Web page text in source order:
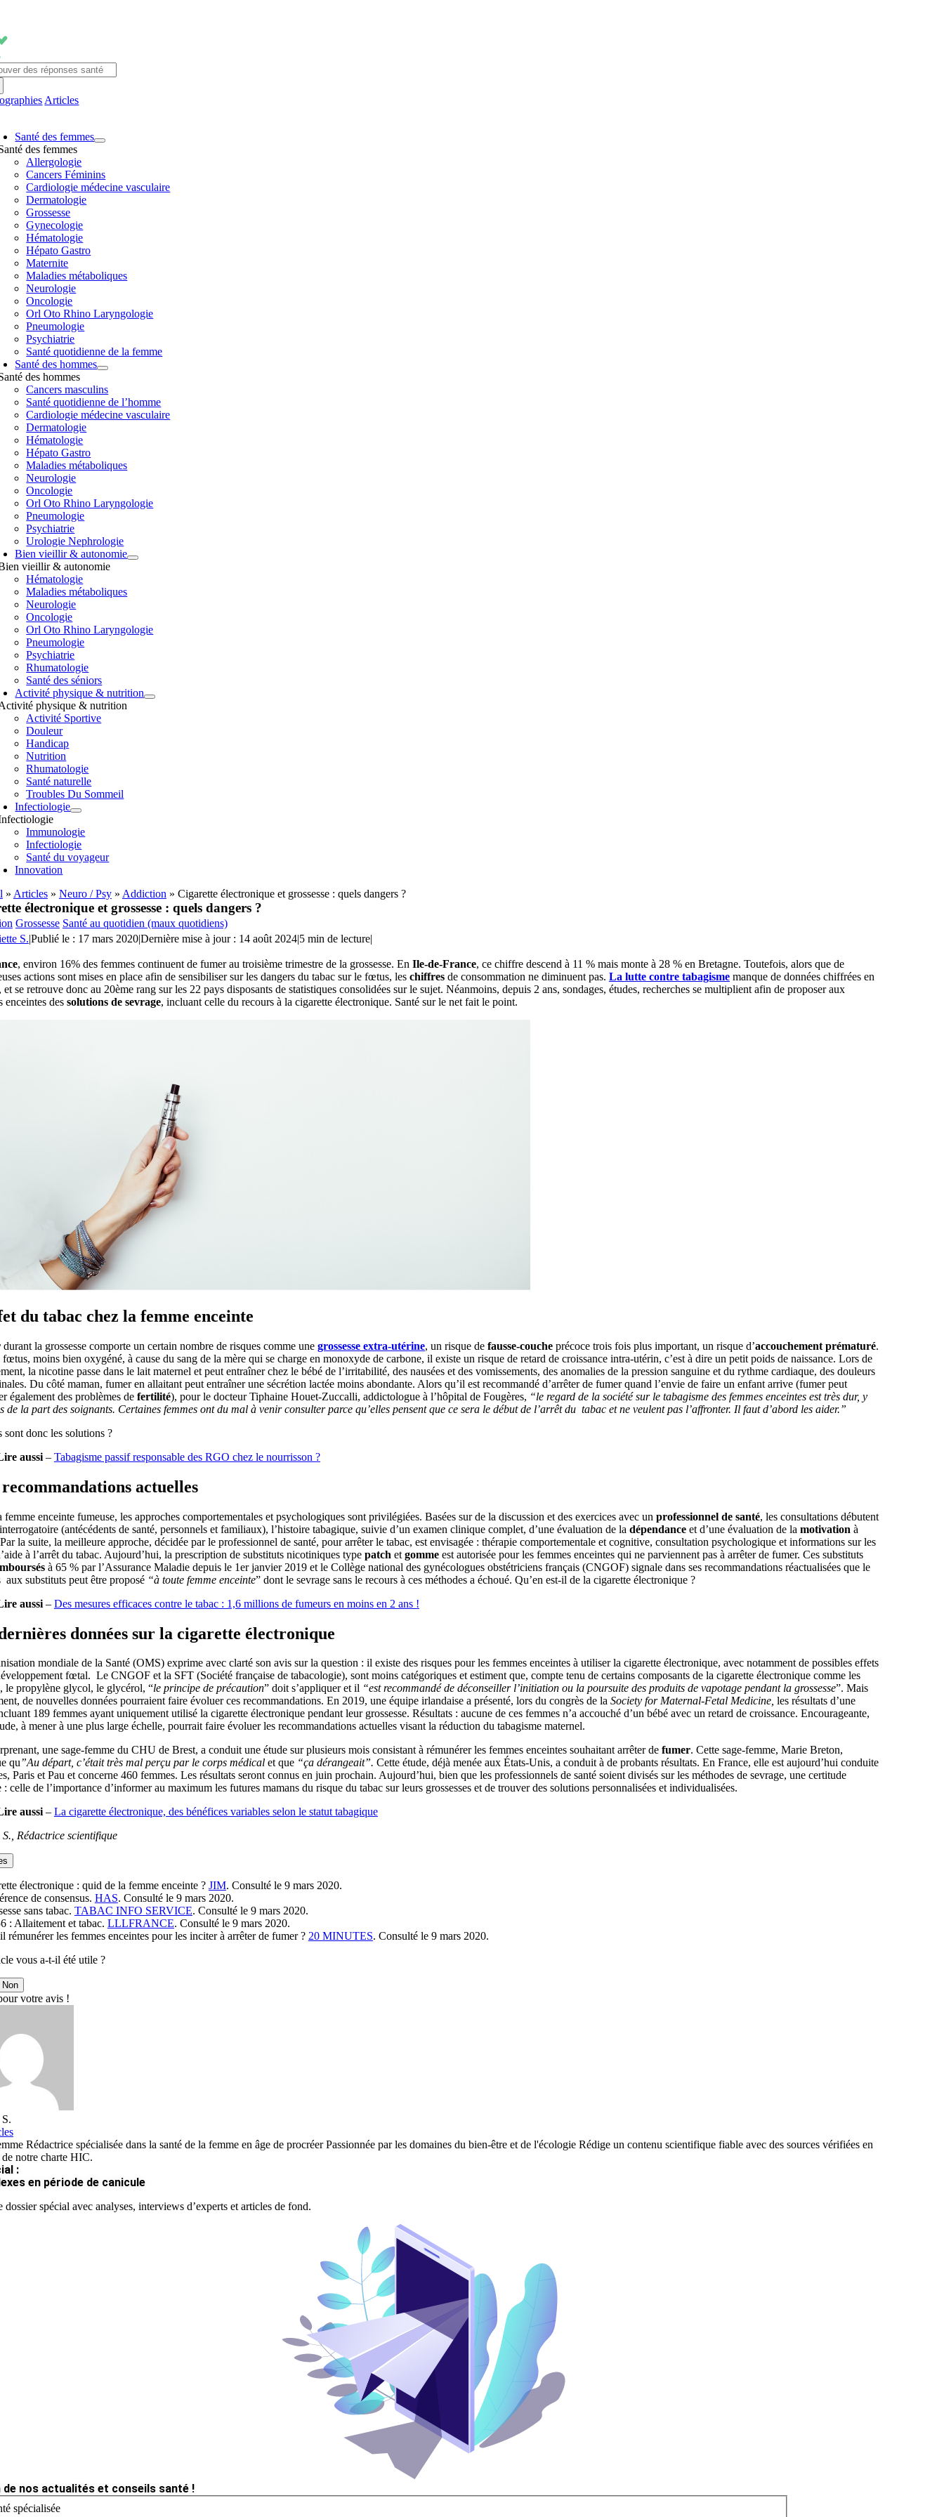
contenu
Articles
Santé des femmes
des femmes
Allergologie
Cancers Féminins
Cardiologie médecine vasculaire
Dermatologie
Grossesse
Gynecologie
Hématologie
Hépato Gastro
Maternite
Maladies métaboliques
Neurologie
Oncologie
Orl Oto Rhino Laryngologie
Pneumologie
Psychiatrie
Santé quotidienne de la femme
Santé des hommes
des hommes
Cancers masculins
Santé quotidienne de l’homme
Cardiologie médecine vasculaire
Dermatologie
Hématologie
Hépato Gastro
Maladies métaboliques
Neurologie
Oncologie
Orl Oto Rhino Laryngologie
Pneumologie
Psychiatrie
Urologie Nephrologie
Bien vieillir & autonomie
vieillir & autonomie
Hématologie
Maladies métaboliques
Neurologie
Oncologie
Orl Oto Rhino Laryngologie
Pneumologie
Psychiatrie
Rhumatologie
Santé des séniors
Activité physique & nutrition
physique & nutrition
Activité Sportive
Douleur
Handicap
Nutrition
Rhumatologie
Santé naturelle
Troubles Du Sommeil
Infectiologie
Immunologie
Infectiologie
Santé du voyageur
Innovation
» Articles» Neuro / Psy» Addiction » Cigarette électronique et grossesse : quels dangers ?
électronique et grossesse : quels dangers ?
Grossesse Santé au quotidien (maux quotidiens)
S.|Publié le : 17 mars 2020|Dernière mise à jour : 14 août 2024|5 min de lecture|
, environ 16% des femmes continuent de fumer au troisième trimestre de la grossesse. En Ile-de-France, ce chiffre descend à 11 % mais monte à 28 % en Bretagne. Toutefois, alors que de
actions sont mises en place afin de sensibiliser sur les dangers du tabac sur le fœtus, les chiffresde consommation ne diminuent pas. La lutte contre tabagismemanque de données chiffrées en
et se retrouve donc au 20ème rang sur les 22 pays disposants de statistiques consolidées sur le sujet. Néanmoins, depuis 2 ans, sondages, études, recherches se multiplient afin de proposer aux
enceintes des solutions de sevrage, incluant celle du recours à la cigarette électronique. Santé sur le net fait le point.
du tabac chez la femme enceinte
durant la grossesse comporte un certain nombre de risques comme une grossesse extra-utérine, un risque de fausse-coucheprécoce trois fois plus important, un risque d’accouchement prématuré.
moins bien oxygéné, à cause du sang de la mère qui se charge en monoxyde de carbone, il existe un risque de retard de croissance intra-utérin, c’est à dire un petit poids de naissance. Lors de
la nicotine passe dans le lait maternel et peut entraîner chez le bébé de l’irritabilité, des nausées et des vomissements, des anomalies de la pression sanguine et du rythme cardiaque, des douleurs
Du côté maman, fumer en allaitant peut entraîner une sécrétion lactée moins abondante. Alors qu’il est recommandé d’arrêter de fumer quand l’envie de faire un enfant arrive (fumer peut
également des problèmes de fertilité), pour le docteur Tiphaine Houet-Zuccalli, addictologue à l’hôpital de Fougères, “le regard de la société sur le tabagisme des femmes enceintes est très dur, y
de la part des soignants. Certaines femmes ont du mal à venir consulter parce qu’elles pensent que ce sera le début de l’arrêt du tabac et ne veulent pas l’affronter. Il faut d’abord les aider.”
sont donc les solutions ?
aussi– Tabagisme passif responsable des RGO chez le nourrisson ?
actuelles
femme enceinte fumeuse, les approches comportementales et psychologiques sont privilégiées. Basées sur de la discussion et des exercices avec un professionnel de santé, les consultations débutent
(antécédents de santé, personnels et familiaux), l’histoire tabagique, suivie d’un examen clinique complet, d’une évaluation de la dépendanceet d’une évaluation de la motivation à
la suite, la meilleure approche, décidée par le professionnel de santé, pour arrêter le tabac, est envisagée : thérapie comportementale et cognitive, consultation psychologique et informations sur les
à l’arrêt du tabac. Aujourd’hui, la prescription de substituts nicotiniques type patch et gommeest autorisée pour les femmes enceintes qui ne parviennent pas à arrêter de fumer. Ces substituts
à 65 % par l’Assurance Maladie depuis le 1er janvier 2019 et le Collège national des gynécologues obstétriciens français (CNGOF) signale dans ses recommandations réactualisées que le
aux substituts peut être proposé“à toute femme enceinte” dont le sevrage sans le recours à ces méthodes a échoué. Qu’en est-il de la cigarette électronique ?
aussi– Des mesures efficaces contre le tabac : 1,6 millions de fumeurs en moins en 2 ans !
données sur la cigarette électronique
mondiale de la Santé (OMS) exprime avec clarté son avis sur la question : il existe des risques pour les femmes enceintes à utiliser la cigarette électronique, avec notamment de possibles effets
fœtal. Le CNGOF et la SFT (Société française de tabacologie), sont moins catégoriques et estiment que, compte tenu de certains composants de la cigarette électronique comme les
le propylène glycol, le glycérol, “le principe de précaution” doit s’appliquer et il “est recommandé de déconseiller l’initiation ou la poursuite des produits de vapotage pendant la grossesse”. Mais
de nouvelles données pourraient faire évoluer ces recommandations. En 2019, une équipe irlandaise a présenté, lors du congrès de la Society for Maternal-Fetal Medicine, les résultats d’une
189 femmes ayant uniquement utilisé la cigarette électronique pendant leur grossesse. Résultats : aucune de ces femmes n’a accouché d’un bébé avec un retard de croissance. Encourageante,
à mener à une plus large échelle, pourrait faire évoluer les recommandations actuelles visant la réduction du tabagisme maternel.
une sage-femme du CHU de Brest, a conduit une étude sur plusieurs mois consistant à rémunérer les femmes enceintes souhaitant arrêter de fumer. Cette sage-femme, Marie Breton,
qu”Au départ, c’était très mal perçu par le corps médical et que“ça dérangeait”. Cette étude, déjà menée aux États-Unis, a conduit à de probants résultats. En France, elle est aujourd’hui conduite
Paris et Pau et concerne 460 femmes. Les résultats seront connus en juin prochain. Aujourd’hui, bien que les professionnels de santé soient divisés sur les méthodes de sevrage, une certitude
: celle de l’importance d’informer au maximum les futures mamans du risque du tabac sur leurs grossesses et de trouver des solutions personnalisées et individualisées.
aussi– La cigarette électronique, des bénéfices variables selon le statut tabagique
Rédactrice scientifique
électronique : quid de la femme enceinte ? JIM. Consulté le 9 mars 2020.
de consensus. HAS. Consulté le 9 mars 2020.
sans tabac. TABAC INFO SERVICE. Consulté le 9 mars 2020.
: Allaitement et tabac. LLLFRANCE. Consulté le 9 mars 2020.
rémunérer les femmes enceintes pour les inciter à arrêter de fumer ? 20 MINUTES. Consulté le 9 mars 2020.
vous a-t-il été utile ?
Non
votre avis !
Rédactrice spécialisée dans la santé de la femme en âge de procréer Passionnée par les domaines du bien-être et de l'écologie Rédige un contenu scientifique fiable avec des sources vérifiées en
de notre charte HIC.
:
en période de canicule
dossier spécial avec analyses, interviews d’experts et articles de fond.
de nos actualités et conseils santé !
spécialisée